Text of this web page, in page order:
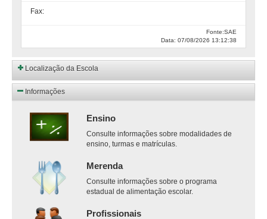
Fax:
Fonte:SAE
Data: 07/08/2026 13:12:38
Localização da Escola
Informações
Ensino
Consulte informações sobre modalidades de
ensino, turmas e matrículas.
Merenda
Consulte informações sobre o programa
estadual de alimentação escolar.
Profissionais